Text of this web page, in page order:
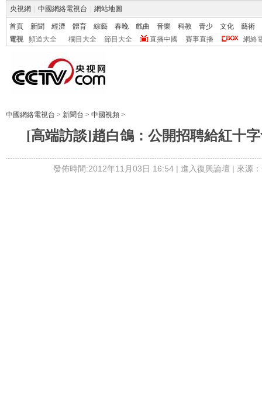
央視網 中國網絡電視台 網站地圖
首頁 新聞 經濟 體育 綜藝 春晚 戲曲 音樂 科教 青少 文化
藝術
電視
頻道大全 欄目大全 節目大全 直播中國 賽事直播 網絡
中國網絡電視台 > 新聞台 > 中國視頻 >
[高端訪談]趙白鴿：公開招聘給紅十
發佈時間:2012年11月03日 16:54 | 進入復興論壇 | 來源